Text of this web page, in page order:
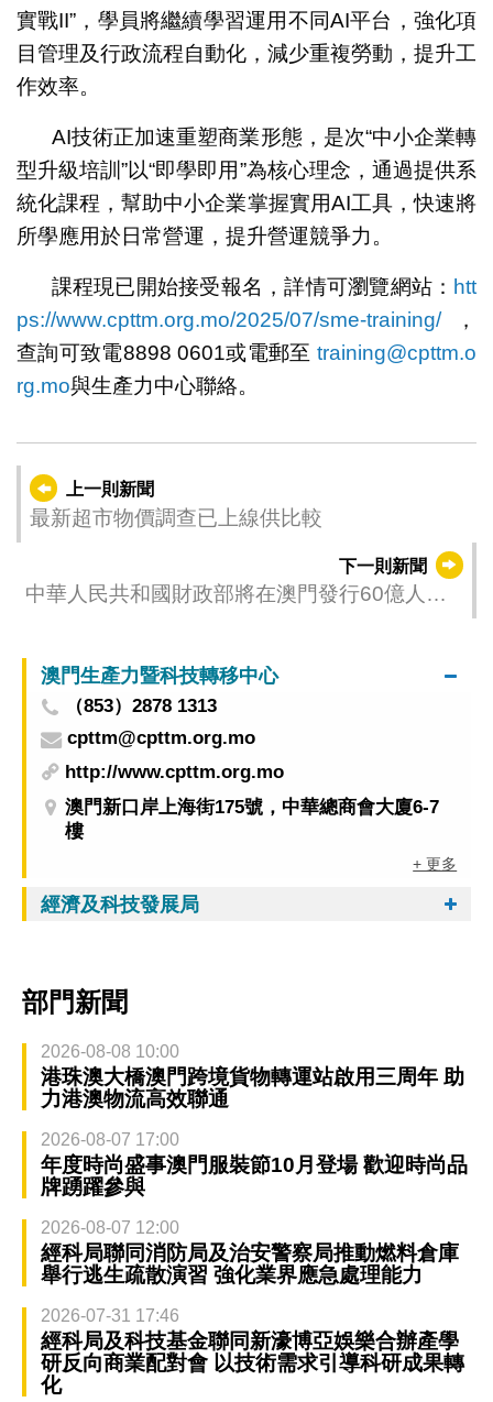
實戰II”，學員將繼續學習運用不同AI平台，強化項
目管理及行政流程自動化，減少重複勞動，提升工
作效率。
AI技術正加速重塑商業形態，是次“中小企業轉
型升級培訓”以“即學即用”為核心理念，通過提供系
統化課程，幫助中小企業掌握實用AI工具，快速將
所學應用於日常營運，提升營運競爭力。
課程現已開始接受報名，詳情可瀏覽網站： htt
ps://www.cpttm.org.mo/2025/07/sme-training/，
查詢可致電8898 0601或電郵至training@cpttm.o
rg.mo與生產力中心聯絡。
上一則新聞
最新超市物價調查已上線供比較
下一則新聞
中華人民共和國財政部將在澳門發行60億人民
澳門生產力暨科技轉移中心
（853）2878 1313
cpttm@cpttm.org.mo
http://www.cpttm.org.mo
澳門新口岸上海街175號，中華總商會大廈6-7
樓
+ 更多
經濟及科技發展局
部門新聞
2026-08-08 10:00
港珠澳大橋澳門跨境貨物轉運站啟用三周年 助
力港澳物流高效聯通
2026-08-07 17:00
年度時尚盛事澳門服裝節10月登場 歡迎時尚品
牌踴躍參與
2026-08-07 12:00
經科局聯同消防局及治安警察局推動燃料倉庫
舉行逃生疏散演習 強化業界應急處理能力
2026-07-31 17:46
經科局及科技基金聯同新濠博亞娛樂合辦產學
研反向商業配對會 以技術需求引導科研成果轉
化